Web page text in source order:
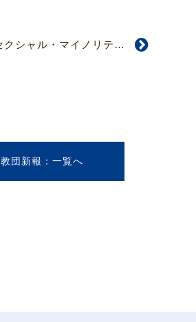
【4882号】セクシャル・マイノリティ理解を求めて
教団新報